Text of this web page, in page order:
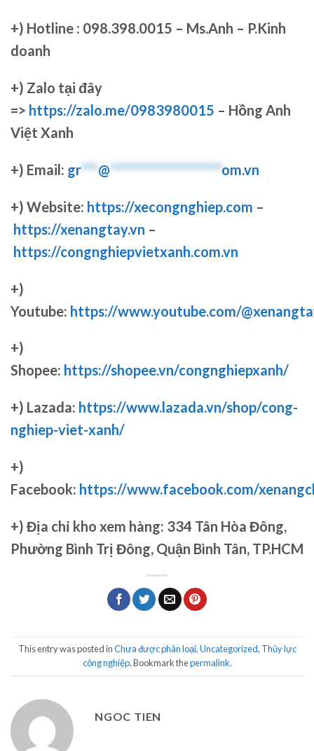
+) Hotline : 098.398.0015 – Ms.Anh – P.Kinh
doanh
+) Zalo tại đây
=> https://zalo.me/0983980015 – Hồng Anh
Việt Xanh
+) Email: gr***@********************om.vn
+) Website: https://xecongnghiep.com –
https://xenangtay.vn –
https://congnghiepvietxanh.com.vn
+)
Youtube: https://www.youtube.com/
+)
Shopee: https://shopee.vn/congnghiepxanh/
+) Lazada: https://www.lazada.vn/shop/cong-
nghiep-viet-xanh/
+)
Facebook: https://www.facebook.com/
+) Địa chỉ kho xem hàng: 334 Tân Hòa Đông,
Phường Bình Trị Đông, Quận Bình Tân, TP.HCM
This entry was posted inChưa được phân loại,Uncategorized, Thủy lực
công nghiệp. Bookmark thepermalink.
NGOC TIEN